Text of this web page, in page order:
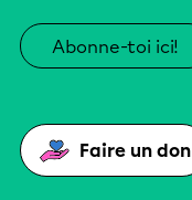
Abonne-toi ici!
Faire un don